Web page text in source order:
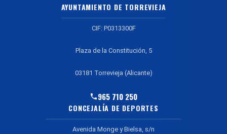
AYUNTAMIENTO DE TORREVIEJA
CIF: P0313300F
Plaza de la Constitución, 5
03181 Torrevieja (Alicante)
965 710 250
CONCEJALÍA DE DEPORTES
Avenida Monge y Bielsa, s/n